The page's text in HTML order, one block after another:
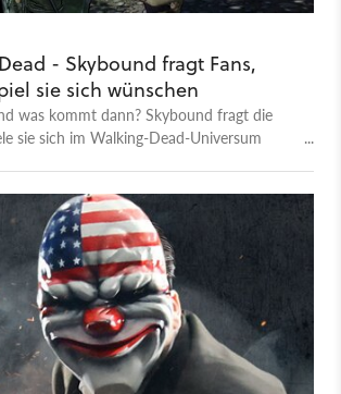
- Skybound fragt Fans,
sie sich wünschen
was kommt dann? Skybound fragt die
sie sich im Walking-Dead-Universum